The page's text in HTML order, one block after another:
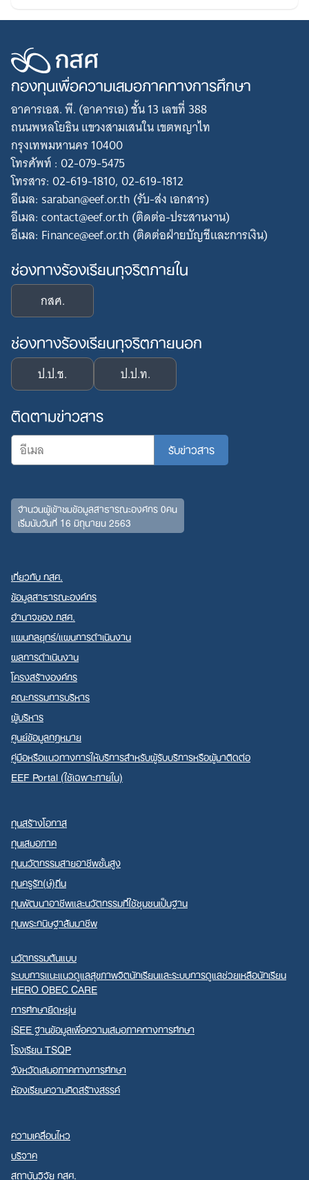
Search
for:
กองทุนเพื่อความเสมอภาคทางการศึกษา
อาคารเอส. พี. (อาคารเอ) ชั้น 13 เลขที่ 388
ถนนพหลโยธิน แขวงสามเสนใน เขตพญาไท
กรุงเทพมหานคร 10400
โทรศัพท์ : 02-079-5475
โทรสาร: 02-619-1810, 02-619-1812
อีเมล: saraban@eef.or.th (รับ-ส่ง เอกสาร)
อีเมล: contact@eef.or.th (ติดต่อ-ประสานงาน)
อีเมล: Finance@eef.or.th (ติดต่อฝ่ายบัญชีและการเงิน)
ช่องทางร้องเรียนทุจริตภายใน
กสศ.
ช่องทางร้องเรียนทุจริตภายนอก
ป.ป.ช. ป.ป.ท.
ติดตามข่าวสาร
จำนวนผู้เข้าชมข้อมูลสาธารณะองค์กร 0คน
เริ่มนับวันที่ 16 มิถุนายน 2563
เกี่ยวกับ กสศ.
ข้อมูลสาธารณะองค์กร
อำนาจของ กสศ.
แผนกลยุทธ์/แผนการดำเนินงาน
ผลการดำเนินงาน
โครงสร้างองค์กร
คณะกรรมการบริหาร
ผู้บริหาร
ศูนย์ข้อมูลกฎหมาย
คู่มือหรือแนวทางการให้บริการสำหรับผู้รับบริการหรือผู้มาติดต่อ
EEF Portal (ใช้เฉพาะภายใน)
ทุนสร้างโอกาส
ทุนเสมอภาค
ทุนนวัตกรรมสายอาชีพชั้นสูง
ทุนครูรัก(ษ์)ถิ่น
ทุนพัฒนาอาชีพและนวัตกรรมที่ใช้ชุมชนเป็นฐาน
ทุนพระกนิษฐาสัมมาชีพ
นวัตกรรมต้นแบบ
ระบบการแนะแนวดูแลสุขภาพจิตนักเรียนและระบบการดูแลช่วยเหลือนักเรียน
HERO OBEC CARE
การศึกษายืดหยุ่น
iSEE ฐานข้อมูลเพื่อความเสมอภาคทางการศึกษา
โรงเรียน TSQP
จังหวัดเสมอภาคทางการศึกษา
ห้องเรียนความคิดสร้างสรรค์
ความเคลื่อนไหว
บริจาค
สถาบันวิจัย กสศ.